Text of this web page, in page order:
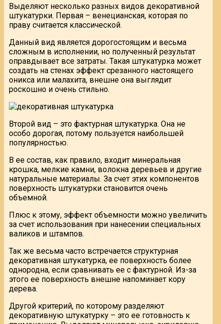
Выделяют несколько разных видов декоративной
штукатурки. Первая – венецианская, которая по
праву считается классической.
Данный вид является дорогостоящим и весьма
сложным в исполнении, но полученный результат
оправдывает все затраты. Такая штукатурка может
создать на стенах эффект срезанного настоящего
оникса или малахита, внешне она выглядит
роскошно и очень стильно.
Второй вид – это фактурная штукатурка. Она не
особо дорогая, потому пользуется наибольшей
популярностью.
В ее состав, как правило, входит минеральная
крошка, мелкие камни, волокна деревьев и другие
натуральные материалы. За счет этих компонентов
поверхность штукатурки становится очень
объемной.
Плюс к этому, эффект объемности можно увеличить
за счет использования при нанесении специальных
валиков и штампов.
Так же весьма часто встречается структурная
декоративная штукатурка, ее поверхность более
однородна, если сравнивать ее с фактурной. Из-за
этого ее поверхность внешне напоминает кору
дерева.
Другой критерий, по которому разделяют
декоративную штукатурку – это ее готовность к